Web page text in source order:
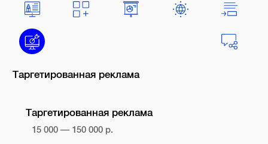
Таргетированная реклама
Таргетированная реклама
15 000 — 150 000 р.